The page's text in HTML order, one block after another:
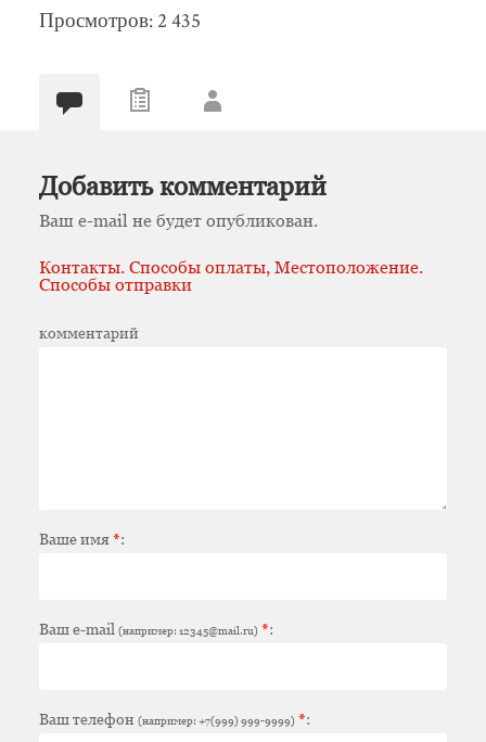
Просмотров: 2 435
Добавить комментарий
Ваш e-mail не будет опубликован.
Контакты. Способы оплаты, Местоположение.
Способы отправки
комментарий
Ваше имя*:
Ваш e-mail (например: 12345@mail.ru) *:
Ваш телефон (например: +7(999) 999-9999) *: